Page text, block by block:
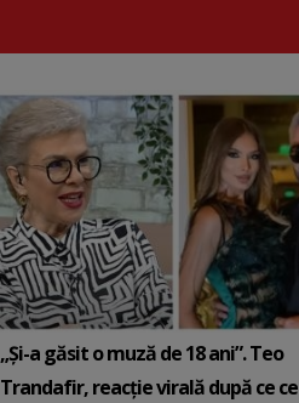
„Și-a găsit o muză de 18 ani”. Teo
Trandafir, reacție virală după ce ce